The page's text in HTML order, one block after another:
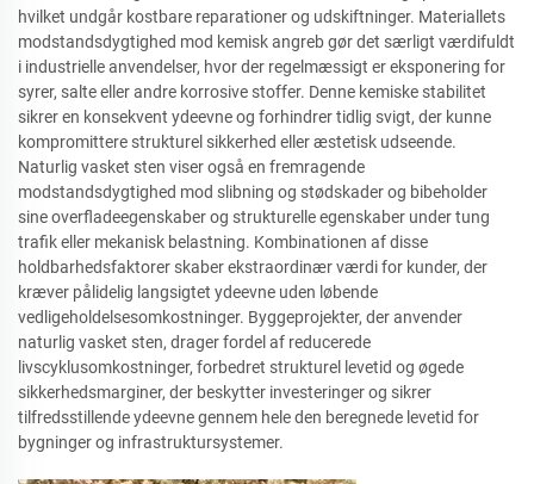
hvilket undgår kostbare reparationer og udskiftninger. Materiallets
modstandsdygtighed mod kemisk angreb gør det særligt værdifuldt
i industrielle anvendelser, hvor der regelmæssigt er eksponering for
syrer, salte eller andre korrosive stoffer. Denne kemiske stabilitet
sikrer en konsekvent ydeevne og forhindrer tidlig svigt, der kunne
kompromittere strukturel sikkerhed eller æstetisk udseende.
Naturlig vasket sten viser også en fremragende
modstandsdygtighed mod slibning og stødskader og bibeholder
sine overfladeegenskaber og strukturelle egenskaber under tung
trafik eller mekanisk belastning. Kombinationen af disse
holdbarhedsfaktorer skaber ekstraordinær værdi for kunder, der
kræver pålidelig langsigtet ydeevne uden løbende
vedligeholdelsesomkostninger. Byggeprojekter, der anvender
naturlig vasket sten, drager fordel af reducerede
livscyklusomkostninger, forbedret strukturel levetid og øgede
sikkerhedsmarginer, der beskytter investeringer og sikrer
tilfredsstillende ydeevne gennem hele den beregnede levetid for
bygninger og infrastruktursystemer.